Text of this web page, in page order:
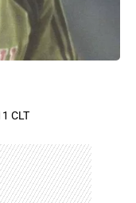
CLT